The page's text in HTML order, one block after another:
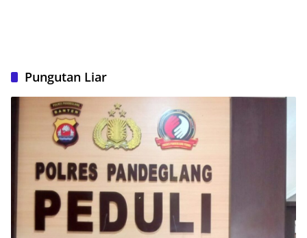
Pungutan Liar